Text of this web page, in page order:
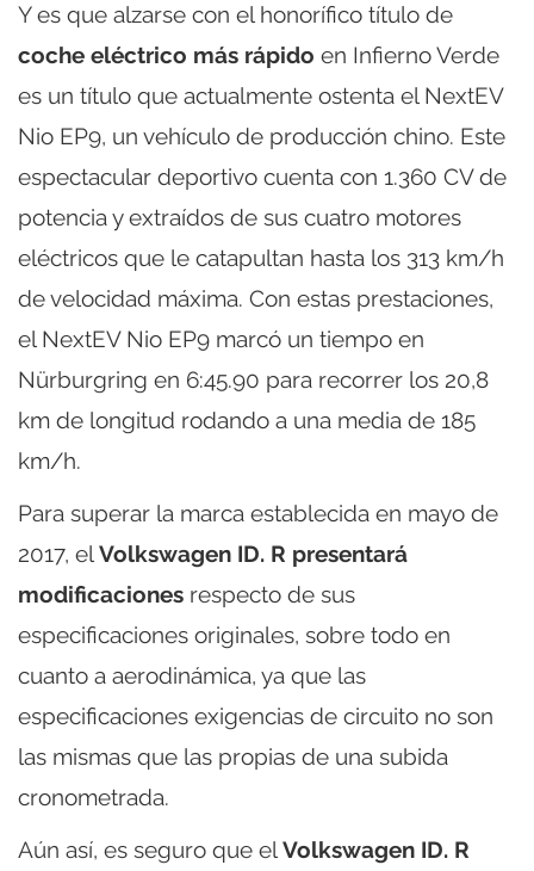
Y es que alzarse con el honorífico título de
coche eléctrico más rápido en Infierno Verde
es un título que actualmente ostenta el NextEV
Nio EP9, un vehículo de producción chino. Este
espectacular deportivo cuenta con 1.360 CV de
potencia y extraídos de sus cuatro motores
eléctricos que le catapultan hasta los 313 km/h
de velocidad máxima. Con estas prestaciones,
el NextEV Nio EP9 marcó un tiempo en
Nürburgring en 6:45.90 para recorrer los 20,8
km de longitud rodando a una media de 185
km/h.
Para superar la marca establecida en mayo de
2017, elVolkswagen ID. R presentará
modificaciones respecto de sus
especificaciones originales, sobre todo en
cuanto a aerodinámica, ya que las
especificaciones exigencias de circuito no son
las mismas que las propias de una subida
cronometrada.
Aún así, es seguro que elVolkswagen ID. R